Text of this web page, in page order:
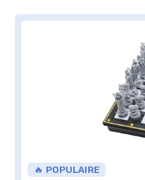
🔥 POPULAIRE